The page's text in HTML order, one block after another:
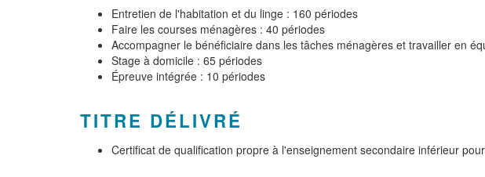
Entretien de l'habitation et du linge : 160 périodes
Faire les courses ménagères : 40 périodes
Accompagner le bénéficiaire dans les tâches ménagères et travailler en
Stage à domicile : 65 périodes
Épreuve intégrée : 10 périodes
TITRE DÉLIVRÉ
Certificat de qualification propre à l'enseignement secondaire inférieur